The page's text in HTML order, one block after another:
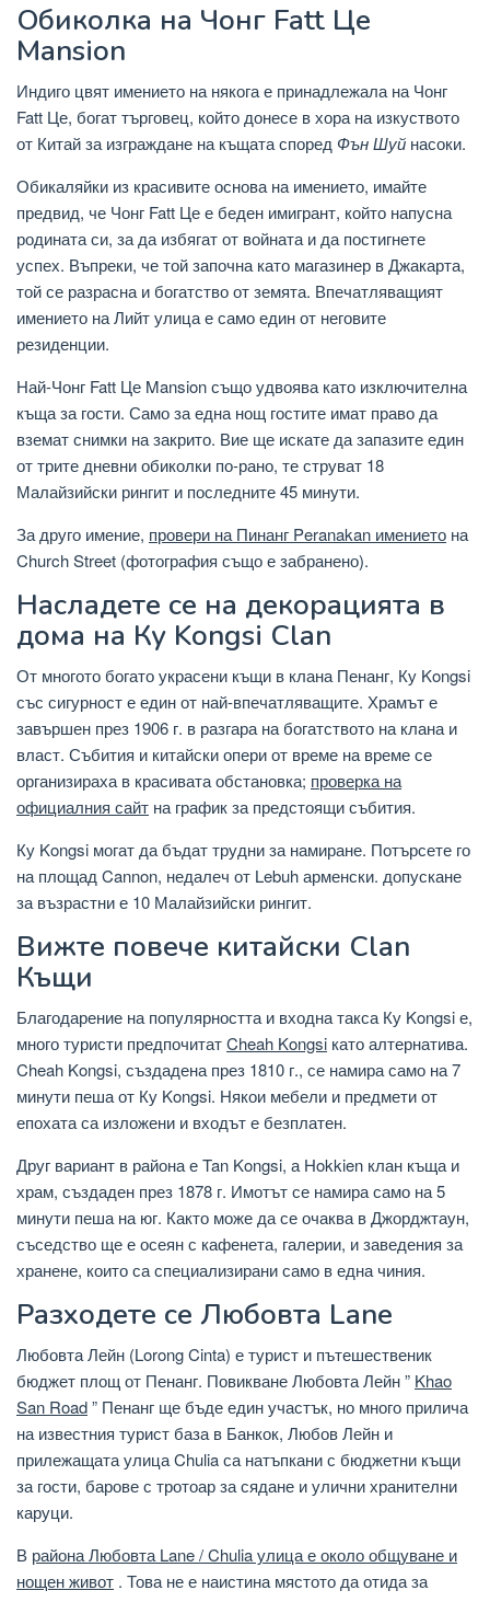
Обиколка на Чонг Fatt Це
Mansion
Индиго цвят имението на някога е принадлежала на Чонг
Fatt Це, богат търговец, който донесе в хора на изкуството
от Китай за изграждане на къщата според Фън Шуй насоки.
Обикаляйки из красивите основа на имението, имайте
предвид, че Чонг Fatt Це е беден имигрант, който напусна
родината си, за да избягат от войната и да постигнете
успех. Въпреки, че той започна като магазинер в Джакарта,
той се разрасна и богатство от земята. Впечатляващият
имението на Лийт улица е само един от неговите
резиденции.
Най-Чонг Fatt Це Mansion също удвоява като изключителна
къща за гости. Само за една нощ гостите имат право да
вземат снимки на закрито. Вие ще искате да запазите един
от трите дневни обиколки по-рано, те струват 18
Малайзийски рингит и последните 45 минути.
За друго имение, провери на Пинанг Peranakan имението на
Church Street (фотография също е забранено).
Насладете се на декорацията в
дома на Ку Kongsi Clan
От многото богато украсени къщи в клана Пенанг, Ку Kongsi
със сигурност е един от най-впечатляващите. Храмът е
завършен през 1906 г. в разгара на богатството на клана и
власт. Събития и китайски опери от време на време се
организираха в красивата обстановка; проверка на
официалния сайт на график за предстоящи събития.
Ку Kongsi могат да бъдат трудни за намиране. Потърсете го
на площад Cannon, недалеч от Lebuh арменски. допускане
за възрастни е 10 Малайзийски рингит.
Вижте повече китайски Clan
Къщи
Благодарение на популярността и входна такса Ку Kongsi е,
много туристи предпочитатCheah Kongsi като алтернатива.
Cheah Kongsi, създадена през 1810 г., се намира само на 7
минути пеша от Ку Kongsi. Някои мебели и предмети от
епохата са изложени и входът е безплатен.
Друг вариант в района е Tan Kongsi, а Hokkien клан къща и
храм, създаден през 1878 г. Имотът се намира само на 5
минути пеша на юг. Както може да се очаква в Джорджтаун,
съседство ще е осеян с кафенета, галерии, и заведения за
хранене, които са специализирани само в една чиния.
Разходете се Любовта Lane
Любовта Лейн (Lorong Cinta) е турист и пътешественик
бюджет площ от Пенанг. Повикване Любовта Лейн ” Khao
San Road” Пенанг ще бъде един участък, но много прилича
на известния турист база в Банкок, Любов Лейн и
прилежащата улица Chulia са натъпкани с бюджетни къщи
за гости, барове с тротоар за сядане и улични хранителни
каруци.
В района Любовта Lane / Chulia улица е около общуване и
нощен живот . Това не е наистина мястото да отида за